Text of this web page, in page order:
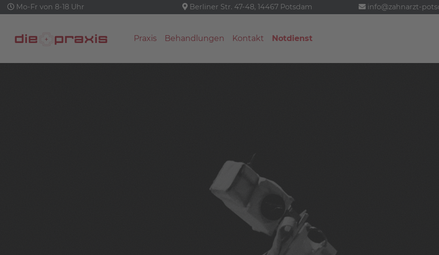
Mo-Fr von 8-18 Uhr Berliner Str. 47-48, 14467 Potsdam info@zahnarzt-
Praxis Behandlungen Kontakt Notdienst